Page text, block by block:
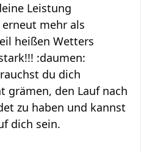
Leistung
mehr als
heißen Wetters
:daumen:
du dich
grämen, den Lauf nach
zu haben und kannst
dich sein.